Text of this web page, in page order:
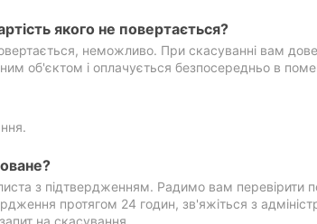
якого не повертається?
неможливо. При скасуванні вам
об'єктом і оплачується безпосередньо в
з підтвердженням. Радимо вам перевірити
протягом 24 годин, зв'яжіться з
на скасування.